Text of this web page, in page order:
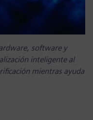
software y
inteligente al
mientras ayuda